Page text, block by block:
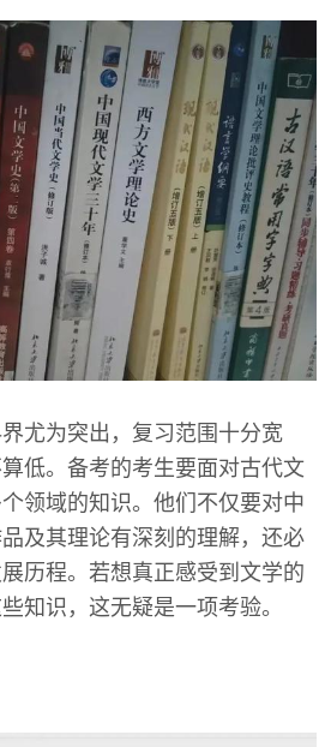
尤为突出，复习范围十分宽
低。备考的考生要面对古代文
领域的知识。他们不仅要对中
及其理论有深刻的理解，还必
历程。若想真正感受到文学的
知识，这无疑是一项考验。